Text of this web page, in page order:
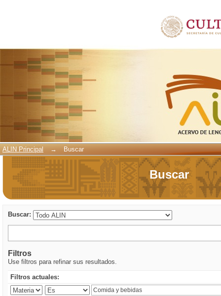
ALIN Principal → Buscar
Buscar
Buscar:
Filtros
Use filtros para refinar sus resultados.
Filtros actuales: